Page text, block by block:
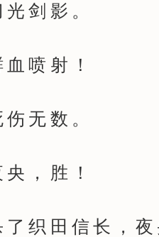
剑影。
喷射！
无数。
，胜！
田信长，夜